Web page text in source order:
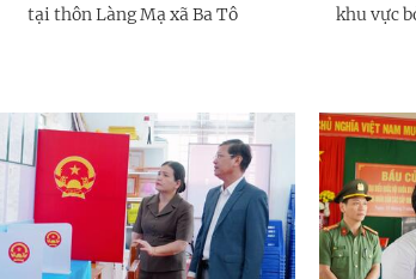
tại thôn Làng Mạ xã Ba Tô
khu vực